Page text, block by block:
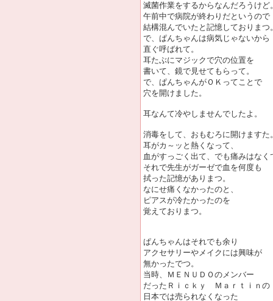
滅菌作業をするからなんだろうけど
午前中で病院が終わりだというので
結構混んでいたと記憶しておりまつ
で、ぱんちゃんは病気じゃないから
直ぐ呼ばれて。
耳たぶにマジックで穴の位置を
書いて、鏡で見せてもらって。
で、ぱんちゃんがＯＫってことで
穴を開けました。
耳なんて冷やしませんでしたよ。
消毒をして、おもむろに開けますた
耳がカ～ッと熱くなって、
血がすっごく出て、でも痛みはなく
それで先生がガーゼで血を何度も
拭った記憶がありまつ。
なにせ痛くなかったのと、
ピアスが冷たかったのを
覚えておりまつ。
ぱんちゃんはそれでも余り
アクセサリーやメイクには興味が
無かったでつ。
当時、ＭＥＮＵＤＯのメンバー
だったＲｉｃｋｙ Ｍａｒｔｉｎの
日本では売られなくなった